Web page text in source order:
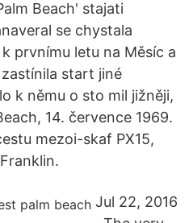
Beach' stajati
se chystala
prvnímu letu na Měsíc a
start jiné
k němu o sto mil jižněji,
14. července 1969.
mezoi-skaf PX15,
Jul 22, 2016